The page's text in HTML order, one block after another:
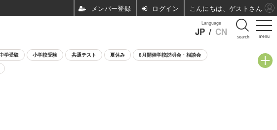
menu
Language
JP / CN search
学受験 小学校受験 共通テスト 夏休み 8月開催学校説明会・相談会
ログイン こんにちは、ゲストさん